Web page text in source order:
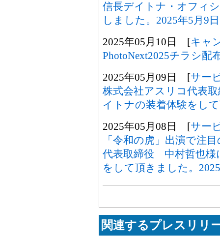
信長デイトナ・オフィ
しました。2025年5月9日
2025年05月10日 [キャ
PhotoNext2025チラシ配
2025年05月09日 [サー
株式会社アスリコ代表
イトナの装着体験をし
2025年05月08日 [サー
「令和の虎」出演で注
代表取締役 中村哲也様
をして頂きました。
関連するプレスリリ